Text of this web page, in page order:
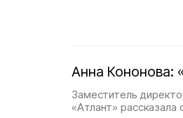
Анна Кононова:
Заместитель
«Атлант»